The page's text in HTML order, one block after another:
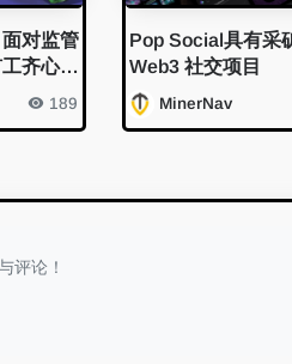
对监管
齐心协
189
Pop Social具有采
Web3 社交项目
MinerNav
评论！